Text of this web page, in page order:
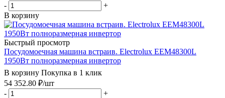
-
+
В корзину
Быстрый просмотр
Посудомоечная машина встраив. Electrolux EEM48300L
1950Вт полноразмерная инвертор
В корзину Покупка в 1 клик
54 352.80 ₽/шт
-
+